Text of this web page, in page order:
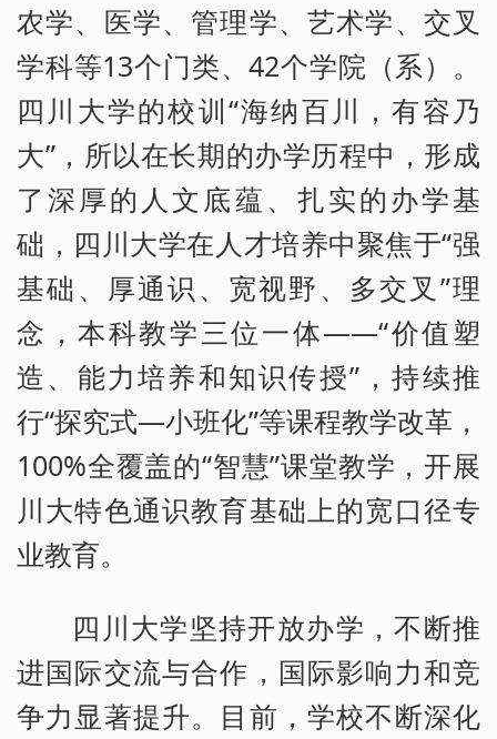
农学、医学、管理学、艺术学、交叉
学科等13个门类、42个学院（系）。
四川大学的校训“海纳百川，有容乃
大”，所以在长期的办学历程中，形成
了深厚的人文底蕴、扎实的办学基
础，四川大学在人才培养中聚焦于“强
基础、厚通识、宽视野、多交叉”理
念，本科教学三位一体——“价值塑
造、能力培养和知识传授”，持续推
行“探究式—小班化”等课程教学改革，
100%全覆盖的“智慧”课堂教学，开展
川大特色通识教育基础上的宽口径专
业教育。
四川大学坚持开放办学，不断推
进国际交流与合作，国际影响力和竞
争力显著提升。目前，学校不断深化